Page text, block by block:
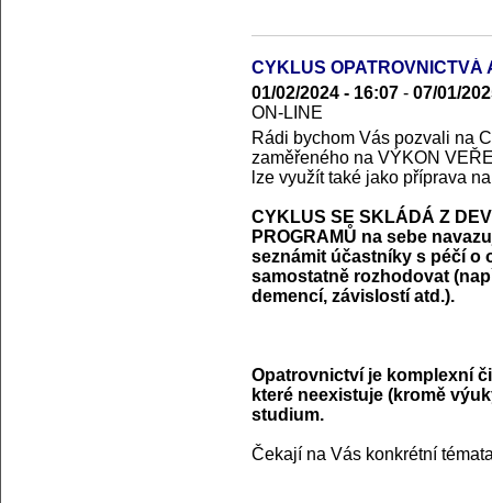
CYKLUS OPATROVNICTVÁ
01/02/2024 - 16:07 - 07/01/
ON-LINE
Rádi bychom Vás pozvali na
zaměřeného na VÝKON
lze využít také jako příprava
CYKLUS SE SKLÁDÁ Z
PROGRAMŮ na sebe
seznámit účastníky s péčí o
samostatně rozhodovat
demencí, závislostí atd.).
Opatrovnictví je komplexní
které neexistuje (kromě
studium.
Čekají na Vás konkrétní